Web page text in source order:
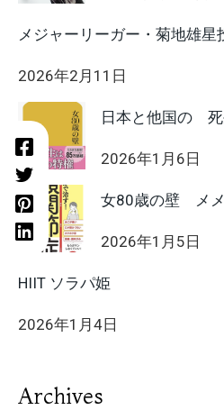
メジャーリーガー・菊地雄星
2026年2月11日
日本と他国の
2026年1月6日
女80歳の壁 メメ
2026年1月5日
HIIT ソラパ姫
2026年1月4日
Archives